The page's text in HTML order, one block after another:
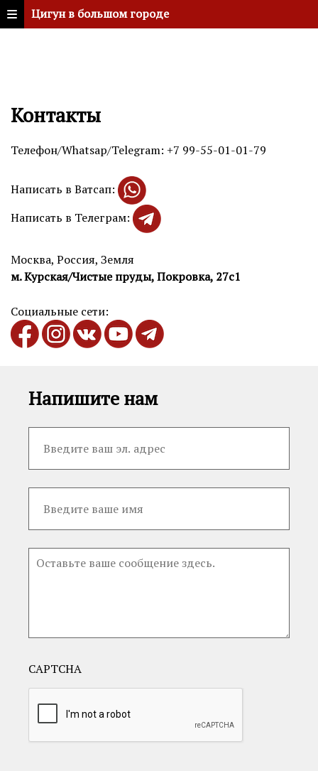
Цигун в большом городе
Контакты
Телефон/Whatsap/Telegram: +7 99-55-01-01-79
Написать в Ватсап:
Написать в Телеграм:
Москва, Россия, Земля
м. Курская/Чистые пруды, Покровка, 27с1
Социальные сети:
Напишите нам
CAPTCHA